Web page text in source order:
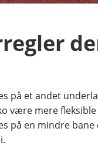
på et andet
være mere
på en mindre